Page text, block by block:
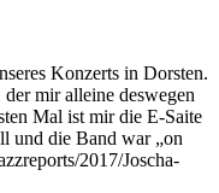
Konzerts in Dorsten.
mir alleine deswegen
Mal ist mir die E-Saite
und die Band war „on
2017/Joscha-